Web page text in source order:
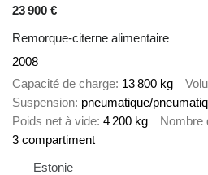
23 900 €
Remorque-citerne alimentaire
2008
Capacité de charge 13 800 kg
Suspension pneumatique/
Poids net à vide 4 200 kg Nombre
3 compartiment
Estonie